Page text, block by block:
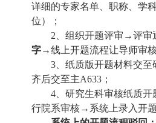
详细的专家名单、职称、学
位）；
2、组织开题评审→评审
字→线上开题流程让导师审核
3、纸质版开题材料交
齐后交至主A633；
4、研究生科审核纸质
行院系审核→系统上录入开题